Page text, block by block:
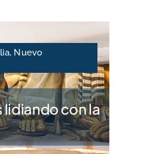
, Nuevo
lidiando con la